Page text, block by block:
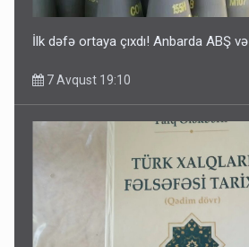
İlk dəfə ortaya çıxdı! Anbarda ABŞ və
7 Avqust 19:10